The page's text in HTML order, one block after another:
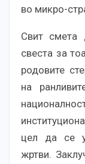
во микро-
Свит смета
свеста за
родовите
на
цел да се
жртви.